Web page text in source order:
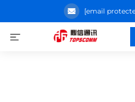
[email